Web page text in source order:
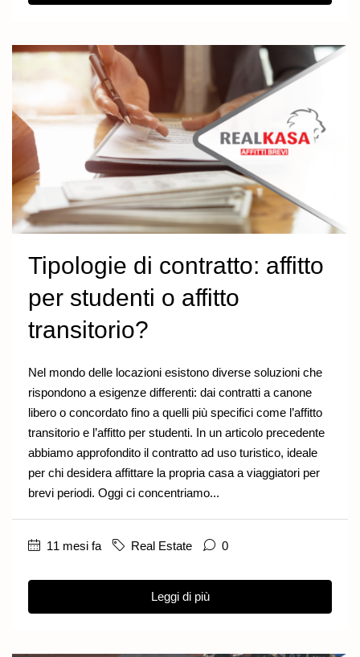
Tipologie di contratto: affitto
per studenti o affitto
transitorio?
Nel mondo delle locazioni esistono diverse soluzioni che
rispondono a esigenze differenti: dai contratti a canone
libero o concordato fino a quelli più specifici come l’affitto
transitorio e l’affitto per studenti. In un articolo precedente
abbiamo approfondito il contratto ad uso turistico, ideale
per chi desidera affittare la propria casa a viaggiatori per
brevi periodi. Oggi ci concentriamo...
11 mesi fa Real Estate 0
Leggi di più